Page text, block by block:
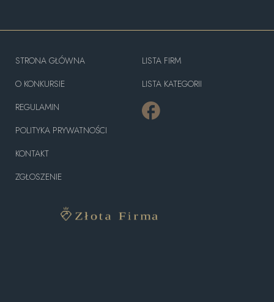
STRONA GŁÓWNA
O KONKURSIE
REGULAMIN
POLITYKA PRYWATNOŚCI
KONTAKT
ZGŁOSZENIE
LISTA FIRM
LISTA KATEGORII